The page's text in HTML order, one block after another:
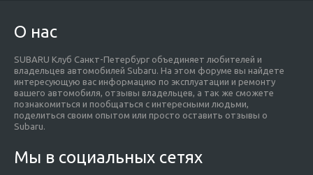
О нас
SUBARU Клуб Санкт-Петербург объединяет любителей и
владельцев автомобилей Subaru. На этом форуме вы найдете
интересующую вас информацию по эксплуатации и ремонту
вашего автомобиля, отзывы владельцев, а так же сможете
познакомиться и пообщаться с интересными людьми,
поделиться своим опытом или просто оставить отзывы о
Subaru.
Мы в социальных сетях